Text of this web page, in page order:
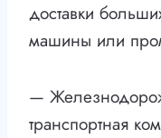
доставки
машины или
—
транспортная